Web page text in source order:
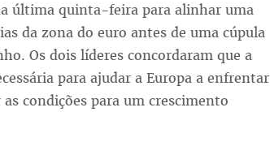
última quinta-feira para alinhar uma
da zona do euro antes de uma cúpula
Os dois líderes concordaram que a
para ajudar a Europa a enfrentar
condições para um crescimento